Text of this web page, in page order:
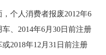
个人消费者报废2012年6
、2014年6月30日前注册
2018年12月31日前注册